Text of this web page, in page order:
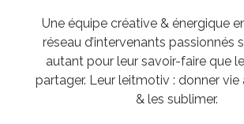
Une équipe créative & énergique
réseau d’intervenants passionnés
autant pour leur savoir-faire que
partager. Leur leitmotiv : donner vie
& les sublimer.